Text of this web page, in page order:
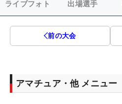
ライブフォト 出場選手
前の大会
アマチュア・他 メニュー